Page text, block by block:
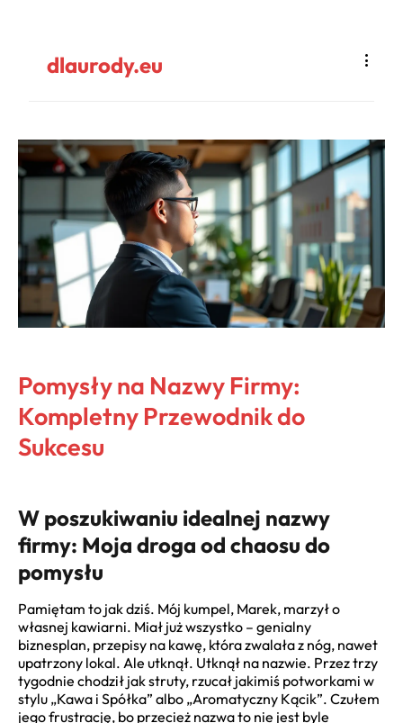
dlaurody.eu
Pomysły na Nazwy Firmy:
Kompletny Przewodnik do
Sukcesu
W poszukiwaniu idealnej nazwy
firmy: Moja droga od chaosu do
pomysłu
Pamiętam to jak dziś. Mój kumpel, Marek, marzył o
własnej kawiarni. Miał już wszystko – genialny
biznesplan, przepisy na kawę, która zwalała z nóg, nawet
upatrzony lokal. Ale utknął. Utknął na nazwie. Przez trzy
tygodnie chodził jak struty, rzucał jakimiś potworkami w
stylu „Kawa i Spółka” albo „Aromatyczny Kącik”. Czułem
jego frustrację, bo przecież nazwa to nie jest byle